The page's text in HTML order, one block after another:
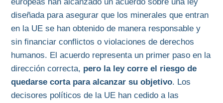
diseñada para asegurar que los minerales que entran
en la UE se han obtenido de manera responsable y
sin financiar conflictos o violaciones de derechos
humanos. El acuerdo representa un primer paso en la
dirección correcta, pero la ley corre el riesgo de
quedarse corta para alcanzar su objetivo. Los
decisores políticos de la UE han cedido a las